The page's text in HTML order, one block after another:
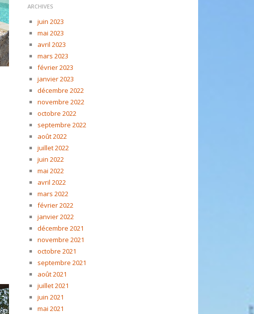
ARCHIVES
juin 2023
mai 2023
avril 2023
mars 2023
février 2023
janvier 2023
décembre 2022
novembre 2022
octobre 2022
septembre 2022
août 2022
juillet 2022
juin 2022
mai 2022
avril 2022
mars 2022
février 2022
janvier 2022
décembre 2021
novembre 2021
octobre 2021
septembre 2021
août 2021
juillet 2021
juin 2021
mai 2021